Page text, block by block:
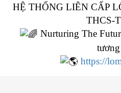
HỆ THỐNG LIÊN CẤP
THCS-
Nurturing The
https://